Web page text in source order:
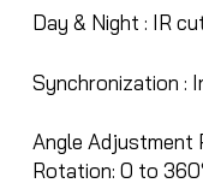
Day & Night : IR
Synchronization :
Angle Adjustment
Rotation: 0 to